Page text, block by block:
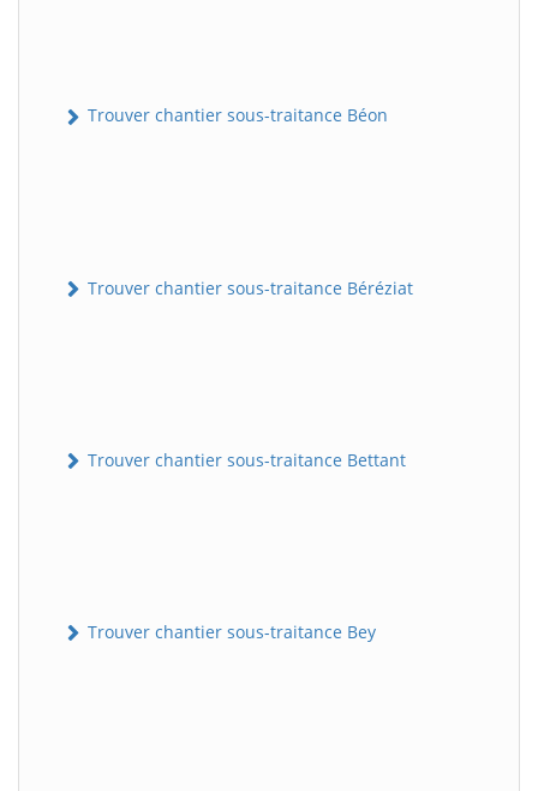
Trouver chantier sous-traitance Béon
Trouver chantier sous-traitance Béréziat
Trouver chantier sous-traitance Bettant
Trouver chantier sous-traitance Bey